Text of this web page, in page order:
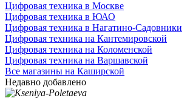
Цифровая техника в Москве
Цифровая техника в ЮАО
Цифровая техника в Нагатино-Садовники
Цифровая техника на Кантемировской
Цифровая техника на Коломенской
Цифровая техника на Варшавской
Все магазины на Каширской
Недавно добавлено